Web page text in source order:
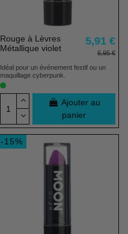
Rouge à Lèvres
Métallique violet
5,91 €
6,95 €
Idéal pour un événement festif ou un
maquillage cyberpunk.
Ajouter au
panier
-15%